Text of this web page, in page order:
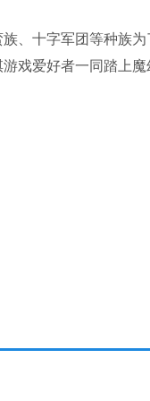
、十字军团等种族为
戏爱好者一同踏上魔